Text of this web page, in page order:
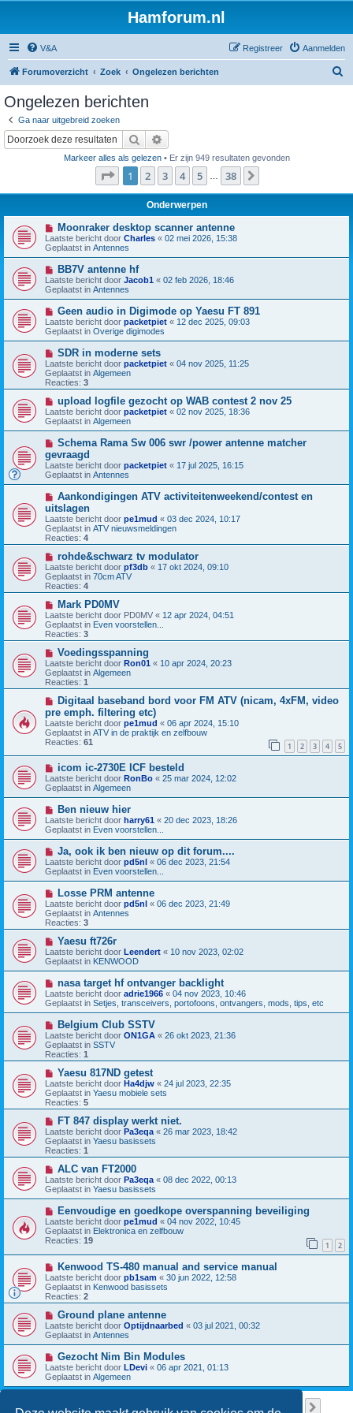
Hamforum.nl
V&A Aanmelden
Registreer
Forumoverzicht Zoek Ongelezen berichten
Ongelezen berichten
Ga naar uitgebreid zoeken
Zoek
Markeer alles als gelezen• Er zijn 949 resultaten gevonden
Pagina van 38
1 2 3 4 5 38
Onderwerpen
N
i
e
u
w
b
e
r
i
c
h
t
Moonraker desktop scanner antenne
Laatste bericht door Charles « 02 mei 2026, 15:38
Geplaatst in Antennes
N
i
e
u
w
b
e
r
i
c
h
t
BB7V antenne hf
Laatste bericht door Jacob1 « 02 feb 2026, 18:46
Geplaatst in Antennes
N
i
e
u
w
b
e
r
i
h
t
Geen audio in Digimode op Yaesu FT 891
Laatste bericht door packetpiet « 12 dec 2025, 09:03
Geplaatst in Overige digimodes
N
i
e
u
w
b
e
r
i
h
t
SDR in moderne sets
Laatste bericht door packetpiet « 04 nov 2025, 11:25
Geplaatst in Algemeen
Reacties: 3
N
i
e
u
w
b
e
r
i
c
t
upload logfile gezocht op WAB contest 2 nov 25
Laatste bericht door packetpiet « 02 nov 2025, 18:36
Geplaatst in Algemeen
N
e
u
w
b
e
r
i
c
h
t
Schema Rama Sw 006 swr /power antenne matcher
gevraagd
Laatste bericht door packetpiet « 17 jul 2025, 16:15
Geplaatst in Antennes
N
i
e
u
w
b
i
c
h
Aankondigingen ATV activiteitenweekend/contest en
uitslagen
Laatste bericht door pe1mud « 03 dec 2024, 10:17
Geplaatst in ATV nieuwsmeldingen
Reacties: 4
N
i
e
u
w
b
e
r
i
c
h
rohde&schwarz tv modulator
Laatste bericht door pf3db « 17 okt 2024, 09:10
Geplaatst in 70cm ATV
Reacties: 4
N
i
e
u
w
b
r
i
c
h
Mark PD0MV
Laatste bericht door PD0MV « 12 apr 2024, 04:51
Geplaatst in Even voorstellen...
Reacties: 3
N
i
e
u
w
b
e
r
i
c
h
t
Voedingsspanning
Laatste bericht door Ron01 « 10 apr 2024, 20:23
Geplaatst in Algemeen
Reacties: 1
N
e
u
w
b
e
c
h
Digitaal baseband bord voor FM ATV (nicam, 4xFM, video
pre emph. filtering etc)
Laatste bericht door pe1mud « 06 apr 2024, 15:10
Geplaatst in ATV in de praktijk en zelfbouw
Reacties: 61 1 2 3 4 5
N
i
e
u
w
b
e
r
i
c
h
t
icom ic-2730E ICF besteld
Laatste bericht door RonBo « 25 mar 2024, 12:02
Geplaatst in Algemeen
N
i
e
u
w
b
e
r
i
h
t
Ben nieuw hier
Laatste bericht door harry61 « 20 dec 2023, 18:26
Geplaatst in Even voorstellen...
N
i
e
u
w
b
e
r
i
t
Ja, ook ik ben nieuw op dit forum....
Laatste bericht door pd5nl « 06 dec 2023, 21:54
Geplaatst in Even voorstellen...
N
i
e
u
w
b
r
i
h
t
Losse PRM antenne
Laatste bericht door pd5nl « 06 dec 2023, 21:49
Geplaatst in Antennes
Reacties: 3
N
i
e
u
b
e
r
i
h
t
Yaesu ft726r
Laatste bericht door Leendert « 10 nov 2023, 02:02
Geplaatst in KENWOOD
N
i
e
u
w
b
e
r
i
t
nasa target hf ontvanger backlight
Laatste bericht door adrie1966 « 04 nov 2023, 10:46
Geplaatst in Setjes, transceivers, portofoons, ontvangers, mods, tips, etc
N
i
e
u
w
b
r
i
c
h
Belgium Club SSTV
Laatste bericht door ON1GA « 26 okt 2023, 21:36
Geplaatst in SSTV
Reacties: 1
N
i
e
u
w
b
e
r
i
c
Yaesu 817ND getest
Laatste bericht door Ha4djw « 24 jul 2023, 22:35
Geplaatst in Yaesu mobiele sets
Reacties: 5
N
i
e
u
w
e
r
i
h
t
FT 847 display werkt niet.
Laatste bericht door Pa3eqa « 26 mar 2023, 18:42
Geplaatst in Yaesu basissets
Reacties: 1
N
i
e
u
w
b
e
r
i
h
ALC van FT2000
Laatste bericht door Pa3eqa « 08 dec 2022, 00:13
Geplaatst in Yaesu basissets
N
i
e
u
w
b
e
r
i
c
h
Eenvoudige en goedkope overspanning beveiliging
Laatste bericht door pe1mud « 04 nov 2022, 10:45
Geplaatst in Elektronica en zelfbouw
Reacties: 19 1 2
N
i
e
u
w
b
r
i
h
t
Kenwood TS-480 manual and service manual
Laatste bericht door pb1sam « 30 jun 2022, 12:58
Geplaatst in Kenwood basissets
Reacties: 2
N
i
e
u
w
b
e
r
i
Ground plane antenne
Laatste bericht door Optijdnaarbed « 03 jul 2021, 00:32
Geplaatst in Antennes
N
i
e
u
w
Gezocht Nim Bin Modules
Laatste bericht door LDevi « 06 apr 2021, 01:13
Geplaatst in Algemeen
Er zijn 949 resultaten gevonden van
1 2 3 4 5 …